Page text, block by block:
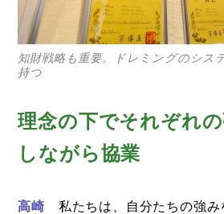
知財戦略も重要。ドレミングのシス
持つ
理念の下でそれぞれ
しながら協業
高崎 私たちは、自分たちの強み